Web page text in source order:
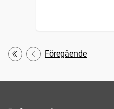
Första
Föregående